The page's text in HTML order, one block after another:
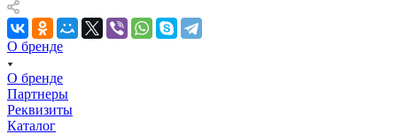
О бренде
О бренде
Партнеры
Реквизиты
Каталог